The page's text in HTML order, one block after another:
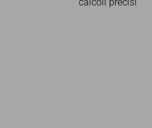
calcoli precisi